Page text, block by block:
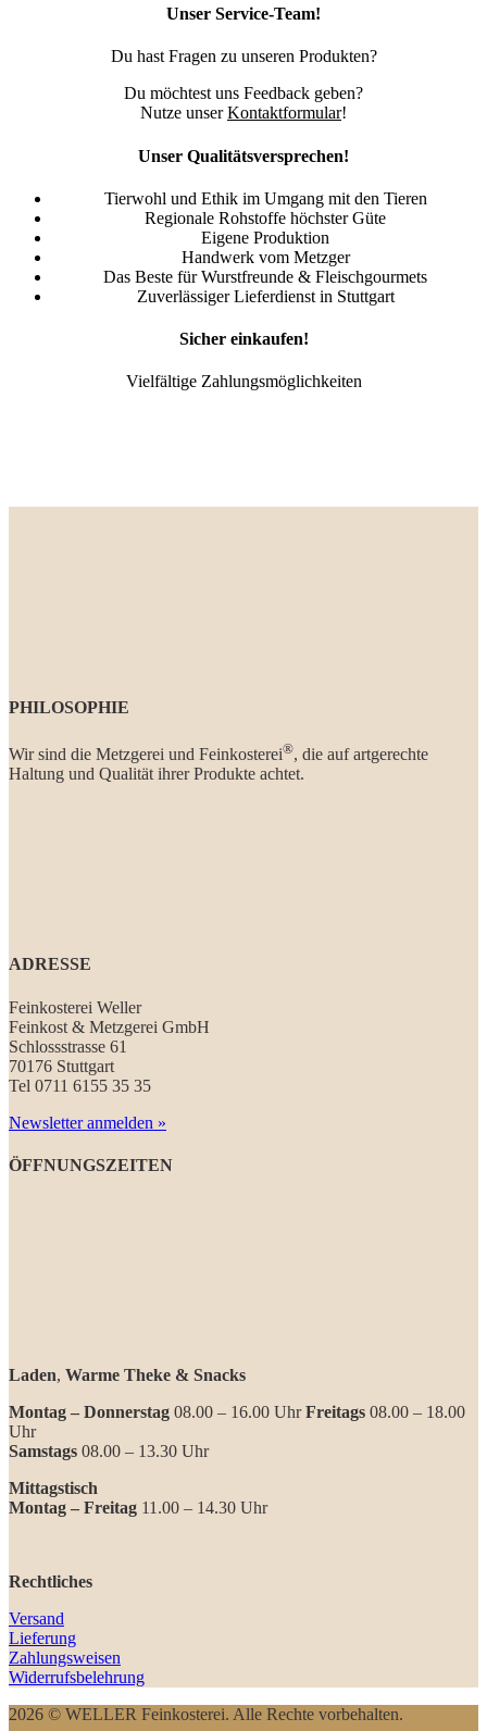
Unser Service-Team!
Du hast Fragen zu unseren Produkten?
Du möchtest uns Feedback geben?
Nutze unserKontaktformular!
Unser Qualitätsversprechen!
Tierwohl und Ethik im Umgang mit den Tieren
Regionale Rohstoffe höchster Güte
Eigene Produktion
Handwerk vom Metzger
Das Beste für Wurstfreunde & Fleischgourmets
Zuverlässiger Lieferdienst in Stuttgart
Sicher einkaufen!
Vielfältige Zahlungsmöglichkeiten
PHILOSOPHIE
Wir sind die Metzgerei und Feinkosterei®, die auf artgerechte
Haltung und Qualität ihrer Produkte achtet.
ADRESSE
Feinkosterei Weller
Feinkost & Metzgerei GmbH
Schlossstrasse 61
70176 Stuttgart
Tel 0711 6155 35 35
Newsletter anmelden »
ÖFFNUNGSZEITEN
Laden, Warme Theke & Snacks
Montag – Donnerstag 08.00 – 16.00 UhrFreitags 08.00 – 18.00
Uhr
Samstags 08.00 – 13.30 Uhr
Mittagstisch
Montag – Freitag 11.00 – 14.30 Uhr
Rechtliches
Versand
Lieferung
Zahlungsweisen
Widerrufsbelehrung
2026 © WELLER Feinkosterei. Alle Rechte vorbehalten.